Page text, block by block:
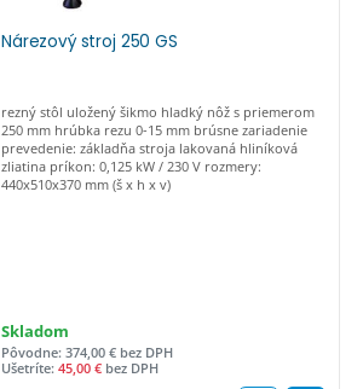
Nárezový stroj 250 GS
rezný stôl uložený šikmo hladký nôž s priemerom
250 mm hrúbka rezu 0-15 mm brúsne zariadenie
prevedenie: základňa stroja lakovaná hliníková
zliatina príkon: 0,125 kW / 230 V rozmery:
440x510x370 mm (š x h x v)
Skladom
Pôvodne: 374,00 € bez DPH
Ušetríte: 45,00 € bez DPH